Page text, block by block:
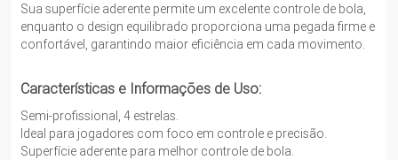
Sua superfície aderente permite um excelente controle de bola,
enquanto o design equilibrado proporciona uma pegada firme e
confortável, garantindo maior eficiência em cada movimento.
Características e Informações de Uso:
Semi-profissional, 4 estrelas.
Ideal para jogadores com foco em controle e precisão.
Superfície aderente para melhor controle de bola.